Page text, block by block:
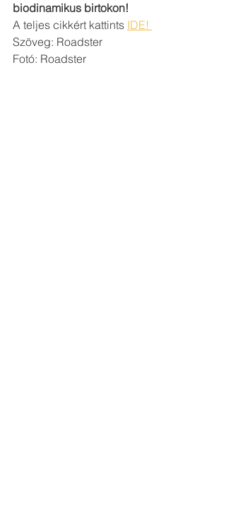
biodinamikus birtokon!
A teljes cikkért kattints IDE!
Szöveg: Roadster
Fotó: Roadster